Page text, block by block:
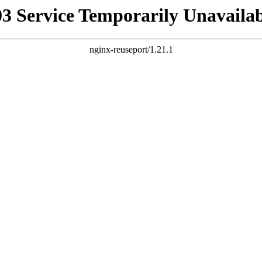
Service Temporarily
nginx-reuseport/1.21.1